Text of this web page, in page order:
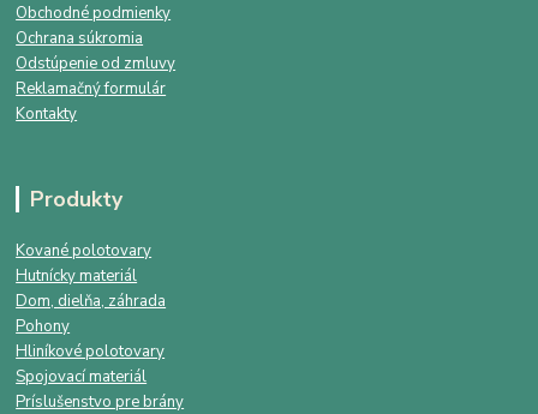
Obchodné podmienky
Ochrana súkromia
Odstúpenie od zmluvy
Reklamačný formulár
Kontakty
Produkty
Kované polotovary
Hutnícky materiál
Dom, dielňa, záhrada
Pohony
Hliníkové polotovary
Spojovací materiál
Príslušenstvo pre brány